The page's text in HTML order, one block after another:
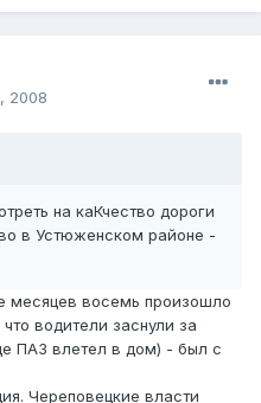
2008
на каКчество дороги
в Устюженском районе -
месяцев восемь произошло
водители заснули за
ПАЗ влетел в дом) - был с
Череповецкие власти